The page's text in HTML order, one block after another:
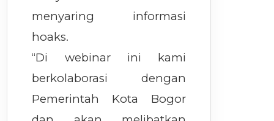
menyaring informasi
hoaks.
“Di webinar ini kami
berkolaborasi dengan
Pemerintah Kota Bogor